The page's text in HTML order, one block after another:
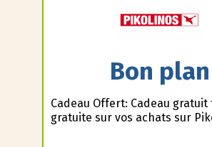
Bon plan
Cadeau Offert: Cadeau
gratuite sur vos achats sur